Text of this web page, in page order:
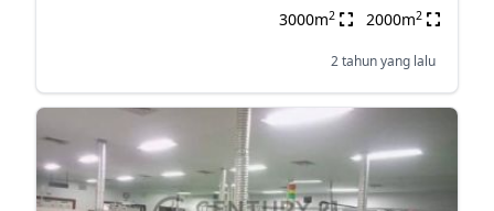
3000m2 2000m2
2 tahun yang lalu